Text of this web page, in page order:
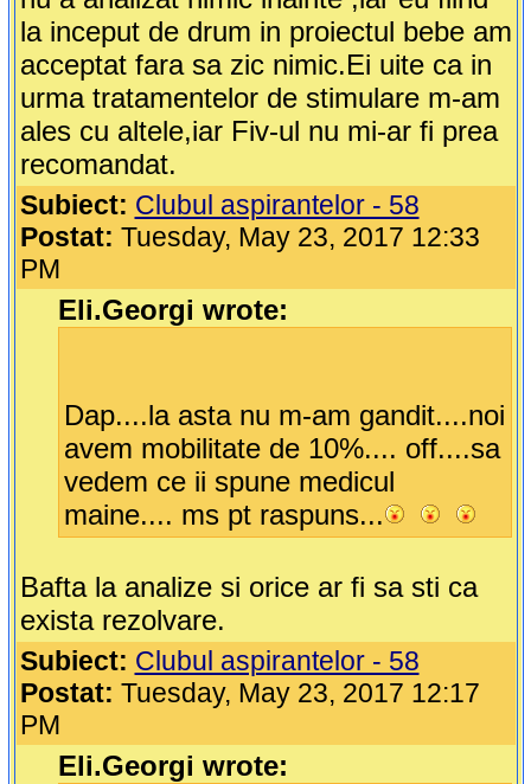
la inceput de drum in proiectul bebe am
acceptat fara sa zic nimic.Ei uite ca in
urma tratamentelor de stimulare m-am
ales cu altele,iar Fiv-ul nu mi-ar fi prea
recomandat.
Subiect: Clubul aspirantelor - 58
Postat: Tuesday, May 23, 2017 12:33
PM
Eli.Georgi wrote:
Dap....la asta nu m-am gandit....noi
avem mobilitate de 10%.... off....sa
vedem ce ii spune medicul
maine.... ms pt raspuns...
Bafta la analize si orice ar fi sa sti ca
exista rezolvare.
Subiect: Clubul aspirantelor - 58
Postat: Tuesday, May 23, 2017 12:17
PM
Eli.Georgi wrote: